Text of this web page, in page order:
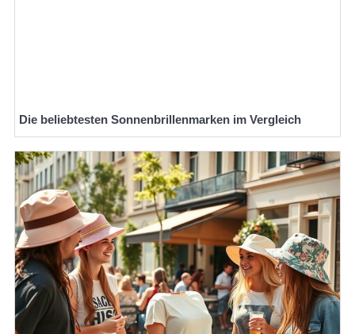
Die beliebtesten Sonnenbrillenmarken im Vergleich